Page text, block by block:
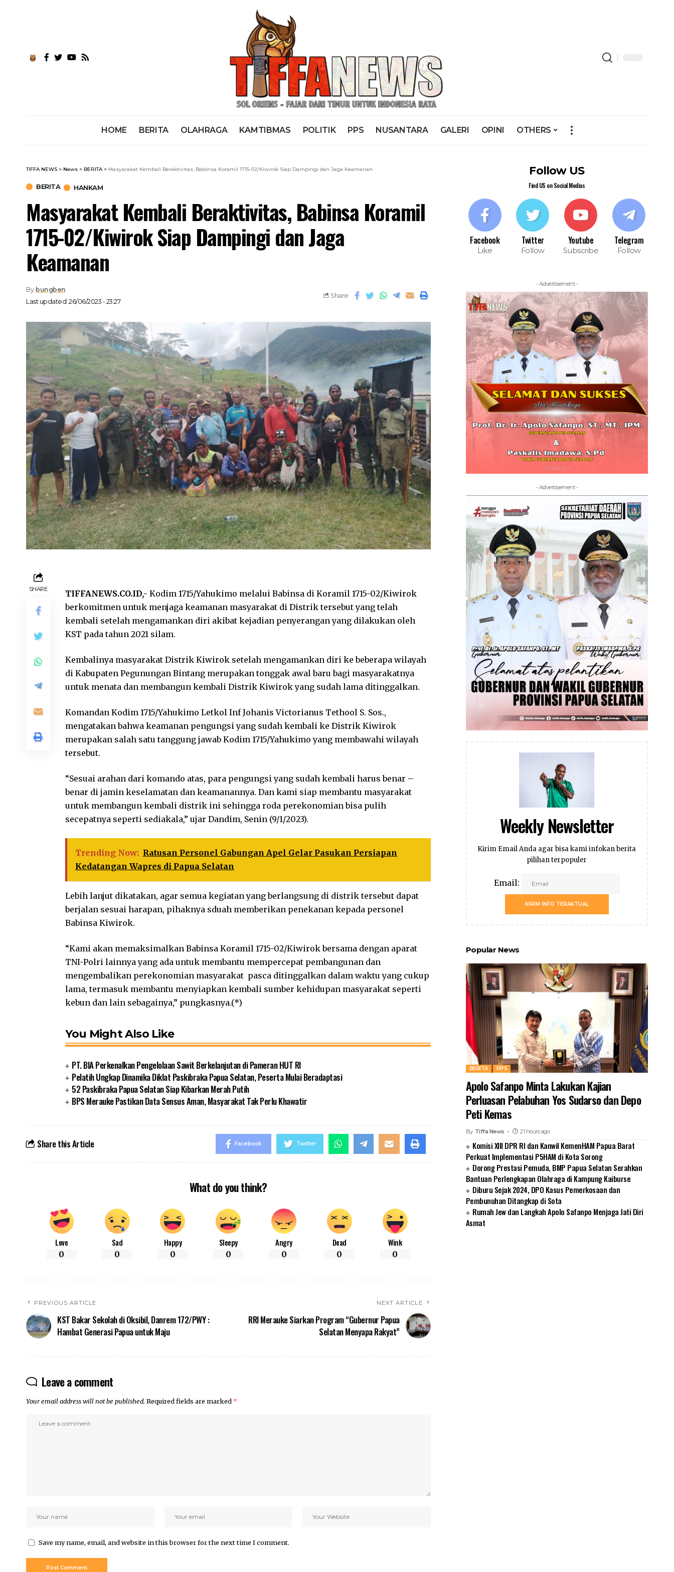
HOME BERITA OLAHRAGA KAMTIBMAS POLITIK PPS NUSANTARA GALERI OPINI OTHERS
TIFFA NEWS > News > BERITA> Masyarakat Kembali Beraktivitas, Babinsa Koramil 1715-02/Kiwirok Siap Dampingi dan Jaga Keamanan
BERITA HANKAM
Masyarakat Kembali Beraktivitas, Babinsa Koramil
1715-02/Kiwirok Siap Dampingi dan Jaga
Keamanan
Last updated: 26/06/2023 - 23:27
By bungben
Share
SHARE TIFFANEWS.CO.ID,- Kodim 1715/Yahukimo melalui Babinsa di Koramil 1715-02/Kiwirok
berkomitmen untuk menjaga keamanan masyarakat di Distrik tersebut yang telah
kembali setelah mengamankan diri akibat kejadian penyerangan yang dilakukan oleh
KST pada tahun 2021 silam.
Kembalinya masyarakat Distrik Kiwirok setelah mengamankan diri ke beberapa wilayah
di Kabupaten Pegunungan Bintang merupakan tonggak awal baru bagi masyarakatnya
untuk menata dan membangun kembali Distrik Kiwirok yang sudah lama ditinggalkan.
Komandan Kodim 1715/Yahukimo Letkol Inf Johanis Victorianus Tethool S. Sos.,
mengatakan bahwa keamanan pengungsi yang sudah kembali ke Distrik Kiwirok
merupakan salah satu tanggung jawab Kodim 1715/Yahukimo yang membawahi wilayah
tersebut.
“Sesuai arahan dari komando atas, para pengungsi yang sudah kembali harus benar –
benar di jamin keselamatan dan keamanannya. Dan kami siap membantu masyarakat
untuk membangun kembali distrik ini sehingga roda perekonomian bisa pulih
secepatnya seperti sediakala,” ujar Dandim, Senin (9/1/2023).
Trending Now: Ratusan Personel Gabungan Apel Gelar Pasukan Persiapan
Kedatangan Wapres di Papua Selatan
Lebih lanjut dikatakan, agar semua kegiatan yang berlangsung di distrik tersebut dapat
berjalan sesuai harapan, pihaknya sduah memberikan penekanan kepada personel
Babinsa Kiwirok.
“Kami akan memaksimalkan Babinsa Koramil 1715-02/Kiwirok bersama dengan aparat
TNI-Polri lainnya yang ada untuk membantu mempercepat pembangunan dan
mengembalikan perekonomian masyarakat pasca ditinggalkan dalam waktu yang cukup
lama, termasuk membantu menyiapkan kembali sumber kehidupan masyarakat seperti
kebun dan lain sebagainya,” pungkasnya.(*)
You Might Also Like
PT. BIA Perkenalkan Pengelolaan Sawit Berkelanjutan di Pameran HUT RI
Pelatih Ungkap Dinamika Diklat Paskibraka Papua Selatan, Peserta Mulai Beradaptasi
52 Paskibraka Papua Selatan Siap Kibarkan Merah Putih
BPS Merauke Pastikan Data Sensus Aman, Masyarakat Tak Perlu Khawatir
Share this Article Facebook Twitter
What do you think?
Love
0
Sad
0
Happy
0
Sleepy
0
Angry
0
Dead
0
Wink
0
PREVIOUS ARTICLE
KST Bakar Sekolah di Oksibil, Danrem 172/PWY :
Hambat Generasi Papua untuk Maju
NEXT ARTICLE
RRI Merauke Siarkan Program “Gubernur Papua
Selatan Menyapa Rakyat”
Leave a comment
Your email address will not be published. Required fields are marked *
Save my name, email, and website in this browser for the next time I comment.
Follow US
Find US on Social Medias
Facebook
Like
Twitter
Follow
Youtube
Subscribe
Telegram
Follow
- Advertisement -
- Advertisement -
Weekly Newsletter
Kirim Email Anda agar bisa kami infokan berita
pilihan terpopuler
Email:
KIRIM INFO TERAKTUAL
Popular News
BERITA PPS
Apolo Safanpo Minta Lakukan Kajian
Perluasan Pelabuhan Yos Sudarso dan Depo
Peti Kemas
By Tiffa News 21 hours ago
Komisi XIII DPR RI dan Kanwil KemenHAM Papua Barat
Perkuat Implementasi P5HAM di Kota Sorong
Dorong Prestasi Pemuda, BMP Papua Selatan Serahkan
Bantuan Perlengkapan Olahraga di Kampung Kaiburse
Diburu Sejak 2024, DPO Kasus Pemerkosaan dan
Pembunuhan Ditangkap di Sota
Rumah Jew dan Langkah Apolo Safanpo Menjaga Jati Diri
Asmat